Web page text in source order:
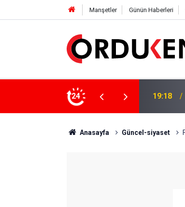
Manşetler Günün Haberleri
24
4 MİLYON LİRAYA YAKIN DESTEK 12:46
Anasayfa Güncel-siyaset